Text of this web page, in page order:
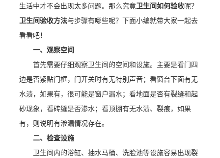
生活中才不会出现太多问题。那么究竟卫生间如何验收呢？
卫生间验收方法与步骤有哪些呢？下面小编就带大家一起去
看看吧！
一、观察空间
首先需要仔细观察卫生间的空间和设施。主要是看门四
边是否紧贴门框，门开关时有无特别声音；看窗台下面有无
水渍，如果有，很可能是窗户漏水；看地面是否有裂缝和起
砂现象，看砖缝是否渗水；看顶棚有无水渍、裂痕，如果
有，则说明有渗漏情况存在。
二、检查设施
卫生间内的浴缸、抽水马桶、洗脸池等设施容易出现裂